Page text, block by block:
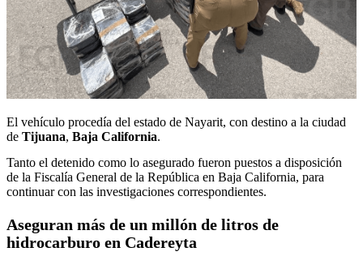
El vehículo procedía del estado de Nayarit, con destino a la ciudad
de Tijuana, Baja California.
Tanto el detenido como lo asegurado fueron puestos a disposición
de la Fiscalía General de la República en Baja California, para
continuar con las investigaciones correspondientes.
Aseguran más de un millón de litros de
hidrocarburo en Cadereyta